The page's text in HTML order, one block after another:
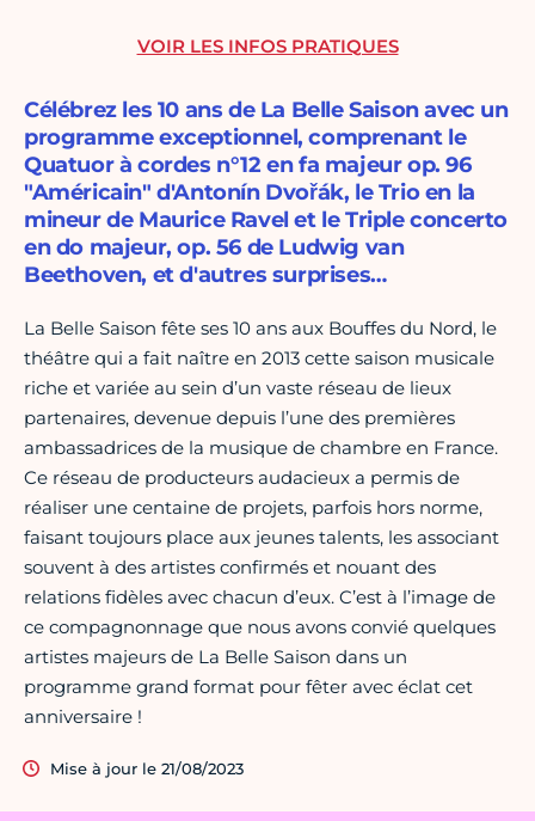
Célébrez les 10 ans de La Belle Saison avec un
programme exceptionnel, comprenant le
Quatuor à cordes n°12 en fa majeur op. 96
"Américain" d'Antonín Dvořák, le Trio en la
mineur de Maurice Ravel et le Triple concerto
en do majeur, op. 56 de Ludwig van
Beethoven, et d'autres surprises…
La Belle Saison fête ses 10 ans aux Bouffes du Nord, le
théâtre qui a fait naître en 2013 cette saison musicale
riche et variée au sein d’un vaste réseau de lieux
partenaires, devenue depuis l’une des premières
ambassadrices de la musique de chambre en France.
Ce réseau de producteurs audacieux a permis de
réaliser une centaine de projets, parfois hors norme,
faisant toujours place aux jeunes talents, les associant
souvent à des artistes confirmés et nouant des
relations fidèles avec chacun d’eux. C’est à l’image de
ce compagnonnage que nous avons convié quelques
artistes majeurs de La Belle Saison dans un
programme grand format pour fêter avec éclat cet
anniversaire !
Mise à jour le 21/08/2023
VOIR LES INFOS PRATIQUES